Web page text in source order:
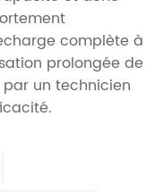
complète à
prolongée de
un technicien